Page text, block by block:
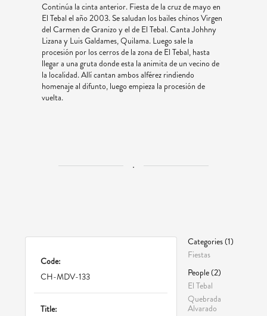
Continúa la cinta anterior. Fiesta de la cruz de mayo en
El Tebal el año 2003. Se saludan los bailes chinos Virgen
del Carmen de Granizo y el de El Tebal. Canta Johhny
Lizana y Luis Galdames, Quilama. Luego sale la
procesión por los cerros de la zona de El Tebal, hasta
llegar a una gruta donde esta la animita de un vecino de
la localidad. Allí cantan ambos alférez rindiendo
homenaje al difunto, luego empieza la procesión de
vuelta.
.
Code:
CH-MDV-133
Title:
Categories (1)
Fiestas
People (2)
El Tebal
Quebrada
Alvarado